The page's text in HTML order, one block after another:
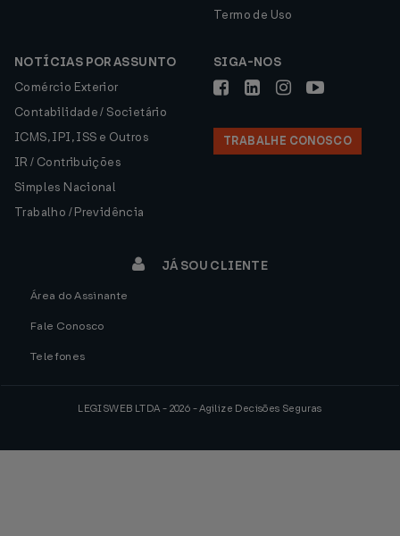
Termo de Uso
NOTÍCIAS POR ASSUNTO
Comércio Exterior
Contabilidade / Societário
ICMS, IPI, ISS e Outros
IR / Contribuições
Simples Nacional
Trabalho / Previdência
SIGA-NOS
TRABALHE CONOSCO
JÁ SOU CLIENTE
Área do Assinante
Fale Conosco
Telefones
LEGISWEB LTDA - 2026 - Agilize Decisões Seguras